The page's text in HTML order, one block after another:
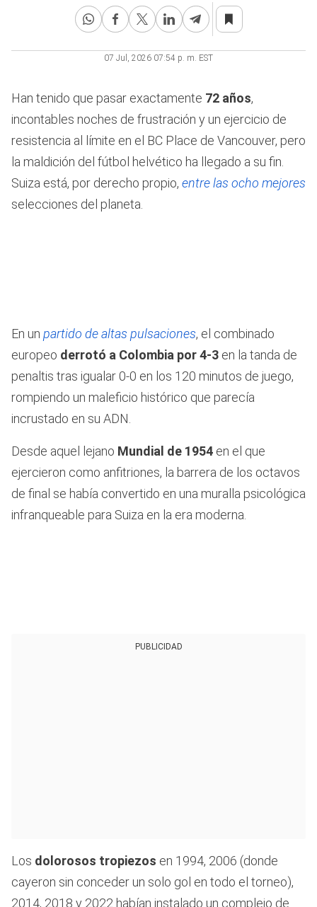
07 Jul, 2026 07:54 p. m. EST
Han tenido que pasar exactamente 72 años,
incontables noches de frustración y un ejercicio de
resistencia al límite en el BC Place de Vancouver, pero
la maldición del fútbol helvético ha llegado a su fin.
Suiza está, por derecho propio, entre las ocho mejores
selecciones del planeta.
En un partido de altas pulsaciones, el combinado
europeo derrotó a Colombia por 4-3 en la tanda de
penaltis tras igualar 0-0 en los 120 minutos de juego,
rompiendo un maleficio histórico que parecía
incrustado en su ADN.
Desde aquel lejano Mundial de 1954 en el que
ejercieron como anfitriones, la barrera de los octavos
de final se había convertido en una muralla psicológica
infranqueable para Suiza en la era moderna.
PUBLICIDAD
Los dolorosos tropiezos en 1994, 2006 (donde
cayeron sin conceder un solo gol en todo el torneo),
2014, 2018 y 2022 habían instalado un complejo de